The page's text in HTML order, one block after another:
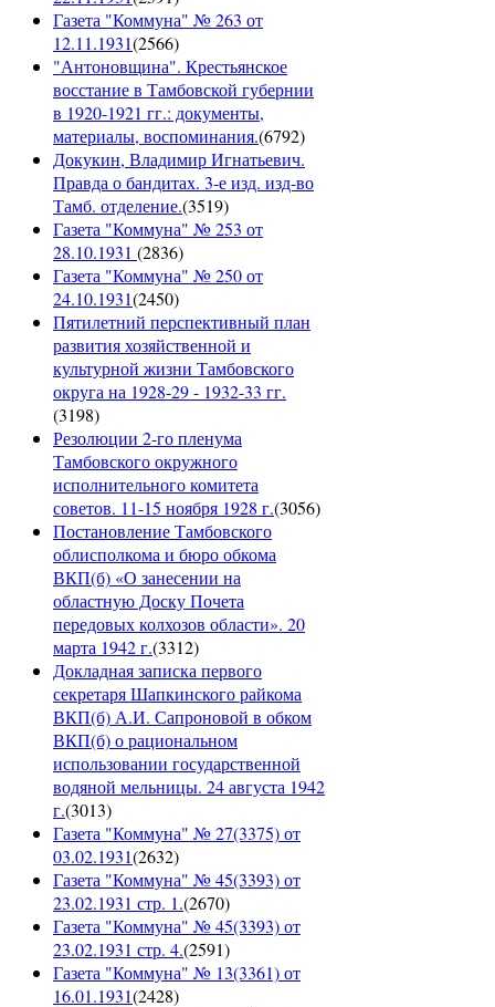
Газета "Коммуна" № 263 от
12.11.1931(2566)
"Антоновщина". Крестьянское
восстание в Тамбовской губернии
в 1920-1921 гг.: документы,
материалы, воспоминания.(6792)
Докукин, Владимир Игнатьевич.
Правда о бандитах. 3-е изд. изд-во
Тамб. отделение.(3519)
Газета "Коммуна" № 253 от
28.10.1931 (2836)
Газета "Коммуна" № 250 от
24.10.1931(2450)
Пятилетний перспективный план
развития хозяйственной и
культурной жизни Тамбовского
округа на 1928-29 - 1932-33 гг.
(3198)
Резолюции 2-го пленума
Тамбовского окружного
исполнительного комитета
советов. 11-15 ноября 1928 г.(3056)
Постановление Тамбовского
облисполкома и бюро обкома
ВКП(б) «О занесении на
областную Доску Почета
передовых колхозов области». 20
марта 1942 г.(3312)
Докладная записка первого
секретаря Шапкинского райкома
ВКП(б) А.И. Сапроновой в обком
ВКП(б) о рациональном
использовании государственной
водяной мельницы. 24 августа 1942
г.(3013)
Газета "Коммуна" № 27(3375) от
03.02.1931(2632)
Газета "Коммуна" № 45(3393) от
23.02.1931 стр. 1.(2670)
Газета "Коммуна" № 45(3393) от
23.02.1931 стр. 4.(2591)
Газета "Коммуна" № 13(3361) от
16.01.1931(2428)